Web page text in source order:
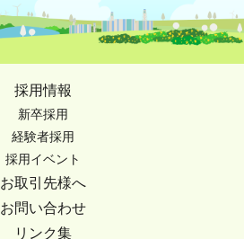
採用情報
新卒採用
経験者採用
採用イベント
お取引先様へ
お問い合わせ
リンク集